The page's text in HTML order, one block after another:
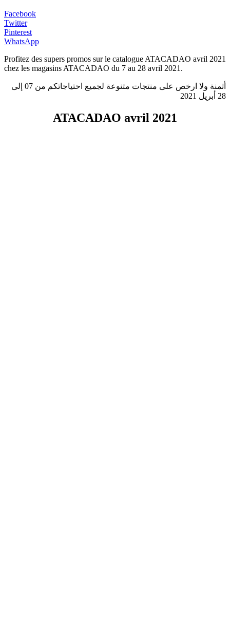
Facebook
Twitter
Pinterest
WhatsApp
Profitez des supers promos sur le catalogue ATACADAO avril 2021
chez les magasins ATACADAO du 7 au 28 avril 2021.
أثمنة ولا ارخص على منتجات متنوعة لجميع احتياجاتكم من 07 إلى
28 أبريل 2021
ATACADAO avril 2021